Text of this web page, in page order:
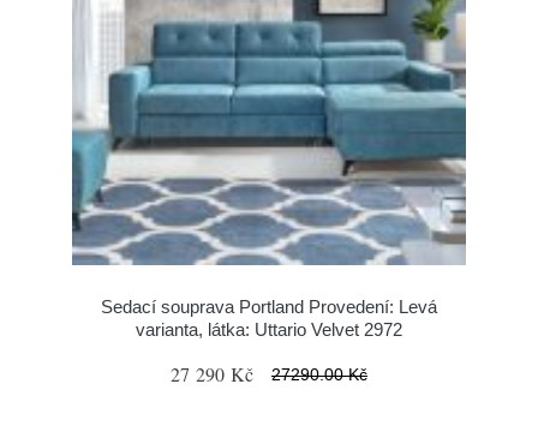
Sedací souprava Portland Provedení: Levá
varianta, látka: Uttario Velvet 2972
27 290 Kč 27290.00 Kč